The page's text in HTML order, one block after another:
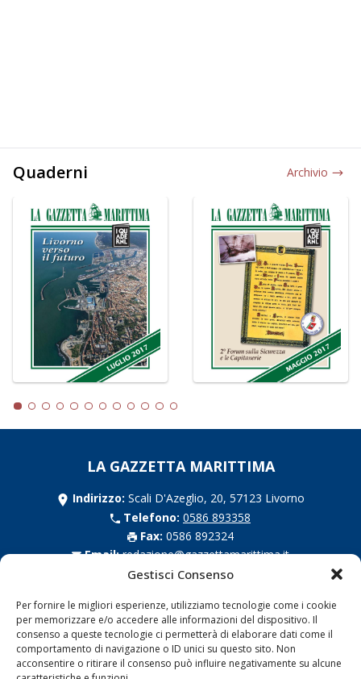
Gestisci Consenso
Per fornire le migliori esperienze, utilizziamo tecnologie come i cookie
per memorizzare e/o accedere alle informazioni del dispositivo. Il
consenso a queste tecnologie ci permetterà di elaborare dati come il
comportamento di navigazione o ID unici su questo sito. Non
acconsentire o ritirare il consenso può influire negativamente su alcune
Quaderni Archivio
LA GAZZETTA MARITTIMA
Indirizzo: Scali D'Azeglio, 20, 57123 Livorno
Telefono: 0586 893358
Fax: 0586 892324
Email: redazione@gazzettamarittima.it
P.IVA:00118570498
del Tribunale di Livorno n. 217 del 10 giugno 1968 - N°
iscrizione al ROC (Registro Operatori delle Comunicazioni)
della Società Editoriale Marittima a r.l.: N° 1301 Iscrizione
della testata elettronica La Gazzetta Marittima al Tribunale
di Livorno del 15/09/2010.